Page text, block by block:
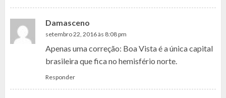
Damasceno
setembro 22, 2016 às 8:08 pm
Apenas uma correção: Boa Vista é a única capital
brasileira que fica no hemisfério norte.
Responder